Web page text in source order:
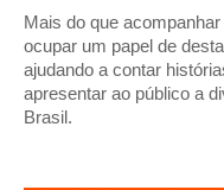
Mais do que
ocupar um papel de
ajudando a contar
apresentar ao público a
Brasil.